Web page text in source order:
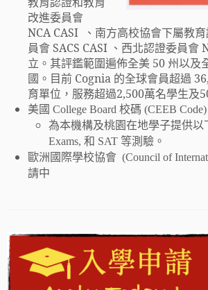
改進委員會
NCA CASI 、南方高校協會下屬教
員會 SACS CASI 、西北認證委員會
立。其評鑑範圍遍佈全美 50 州以及
國。目前 Cognia 的全球會員超過
育單位，服務超過2,500萬名學生及
美國 College Board 校碼 (CEEB
為本機構及桃園在地學子提供以
Exams, 和 SAT 等測驗。
歐洲國際學校協會 (Council of
請中